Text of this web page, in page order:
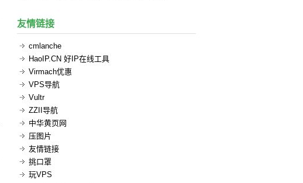
友情链接
cmlanche
HaoIP.CN 好IP在线工具
Virmach优惠
VPS导航
Vultr
ZZII导航
中华黄页网
压图片
友情链接
挑口罩
玩VPS